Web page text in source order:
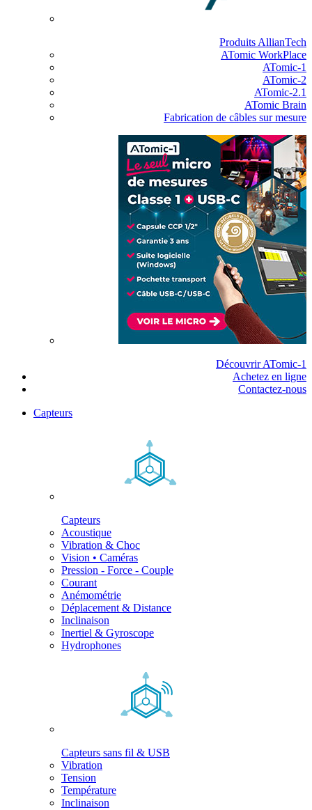
Produits AllianTech
ATomic WorkPlace
ATomic-1
ATomic-2
ATomic-2.1
ATomic Brain
Fabrication de câbles sur mesure
Découvrir ATomic-1
Achetez en ligne
Contactez-nous
Capteurs
Capteurs
Acoustique
Vibration & Choc
Vision • Caméras
Pression - Force - Couple
Courant
Anémométrie
Déplacement & Distance
Inclinaison
Inertiel & Gyroscope
Hydrophones
Capteurs sans fil & USB
Vibration
Tension
Température
Inclinaison